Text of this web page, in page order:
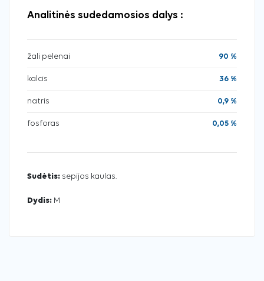
Analitinės sudedamosios dalys :
žali pelenai 90 %
kalcis 36 %
natris 0,9 %
fosforas 0,05 %
Sudėtis: sepijos kaulas.
Dydis: M